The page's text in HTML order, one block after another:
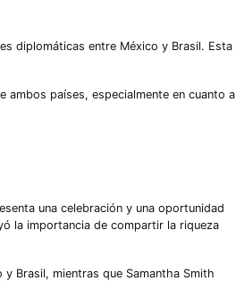
diplomáticas entre México y Brasil. Esta
ambos países, especialmente en cuanto a
una celebración y una oportunidad
la importancia de compartir la riqueza
Brasil, mientras que Samantha Smith